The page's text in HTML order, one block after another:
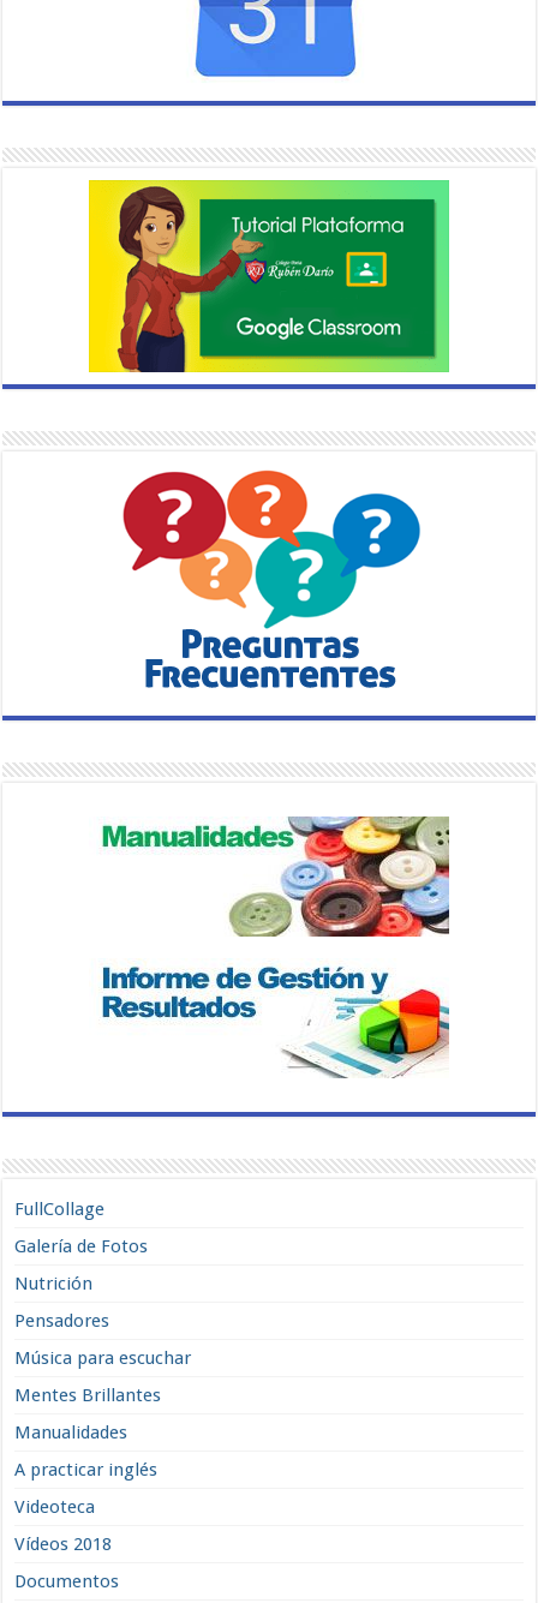
FullCollage
Galería de Fotos
Nutrición
Pensadores
Música para escuchar
Mentes Brillantes
Manualidades
A practicar inglés
Videoteca
Vídeos 2018
Documentos